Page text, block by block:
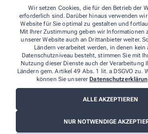
Wir setzen Cookies, die für den Betrieb der
erforderlich sind. Darüber hinaus verwenden
Website für Sie optimal zu gestalten und
Mit Ihrer Zustimmung geben wir Informationen
unserer Website auch an Drittanbieter weiter.
Ländern verarbeitet werden, in denen kein
Datenschutzniveau besteht, stimmen Sie mit
Nutzung dieser Dienste auch der Verarbeitung
Ländern gem. Artikel 49 Abs. 1 lit. a DSGVO zu.
können Sie unserer
ALLE AKZEPTIEREN
NUR NOTWENDIGE
Barbara-Apotheke
Sachsenstr. 168,45665 Recklinghausen
02361/8 25 13
02361/8 30 39
barbara-apotheke.re@t-online.de
Informationen
Datenschutz
AGB